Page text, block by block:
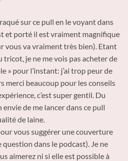
sur ce pull en le voyant dans
et porté il est vraiment magnifique
vous va vraiment très bien). Etant
tricot, je ne me vois pas acheter de
» pour l’instant: j’ai trop peur de
merci beaucoup pour les conseils
c’est super gentil. Du
envie de me lancer dans ce pull
de laine.
vous suggérer une couverture
question dans le podcast). Je ne
aimerez ni si elle est possible à